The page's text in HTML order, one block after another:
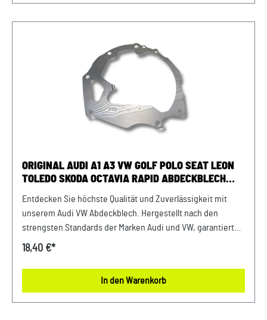
Motorkennbuchstaben: DDYB, DBKA, DDYA, DGTE
uvm.passende PR-Nummer: D36, DK5, DK8, 0EJ uvm. Unser
Service für Sie: Um Fehlkäufe zu vermeiden, bieten wir
Ihnen die Möglichkeit, uns vor Ihrer Bestellung oder in der
Kaufabwicklung die 17-stellige Fahrgestellnummer (Bsp.
VW: WVWZZZ... Audi: WAUZZZ...) Ihres Fahrzeugs
mitzuteilen. Wir prüfen vorab, ob der gewünschte Artikel
ORIGINAL AUDI A1 A3 VW GOLF POLO SEAT LEON
TOLEDO SKODA OCTAVIA RAPID ABDECKBLECH
Entdecken Sie höchste Qualität und Zuverlässigkeit mit
unserem Audi VW Abdeckblech. Hergestellt nach den
strengsten Standards der Marken Audi und VW, garantiert
dieses Abdeckblech eine lange Lebensdauer und
Stabilität Ihrer Fahrzeuge mit unseren hochwertigen
Originalteilen. Produktinfos: 100% passgenau, da Original
18,40 €*
In den Warenkorb